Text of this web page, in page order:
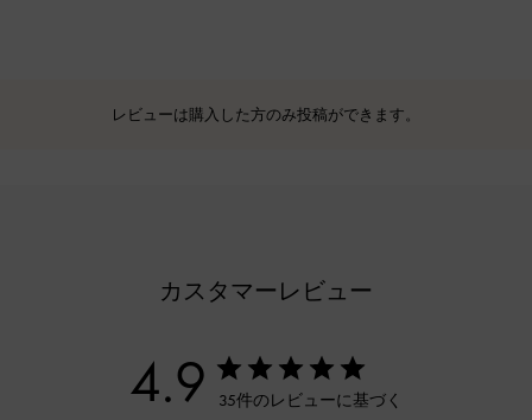
レビューは購入した方のみ投稿ができます。
カスタマーレビュー
4.9 35件のレビューに基づく